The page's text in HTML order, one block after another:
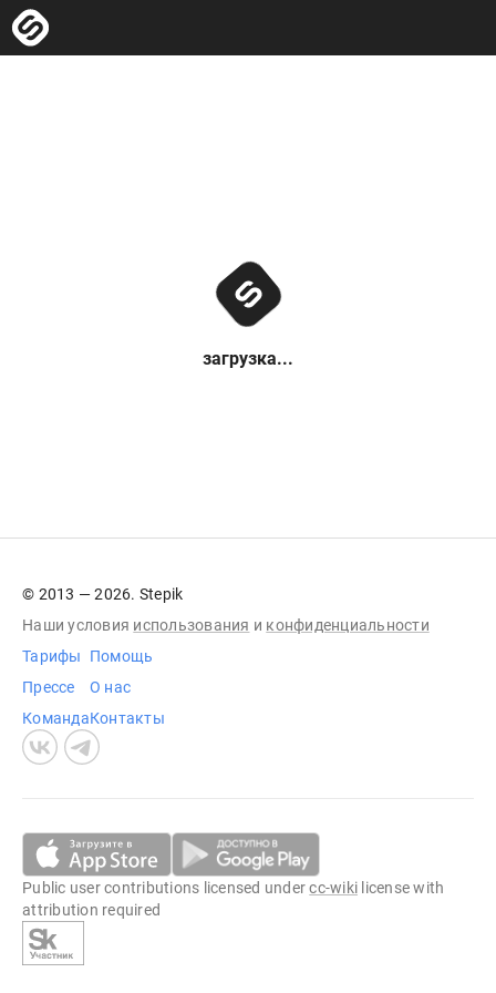
загрузка...
© 2013 — 2026. Stepik
Наши условия использования и конфиденциальности
Тарифы
Прессе
Команда
Помощь
О нас
Контакты
Public user contributions licensed undercc-wiki license with
attribution required